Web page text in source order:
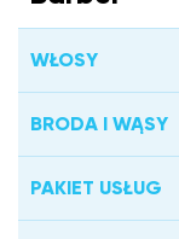
WŁOSY
BRODA I WĄSY
PAKIET USŁUG